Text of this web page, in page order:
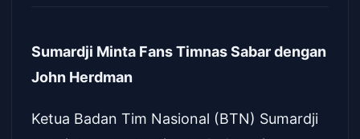
Sumardji Minta Fans Timnas Sabar dengan
John Herdman
Ketua Badan Tim Nasional (BTN) Sumardji